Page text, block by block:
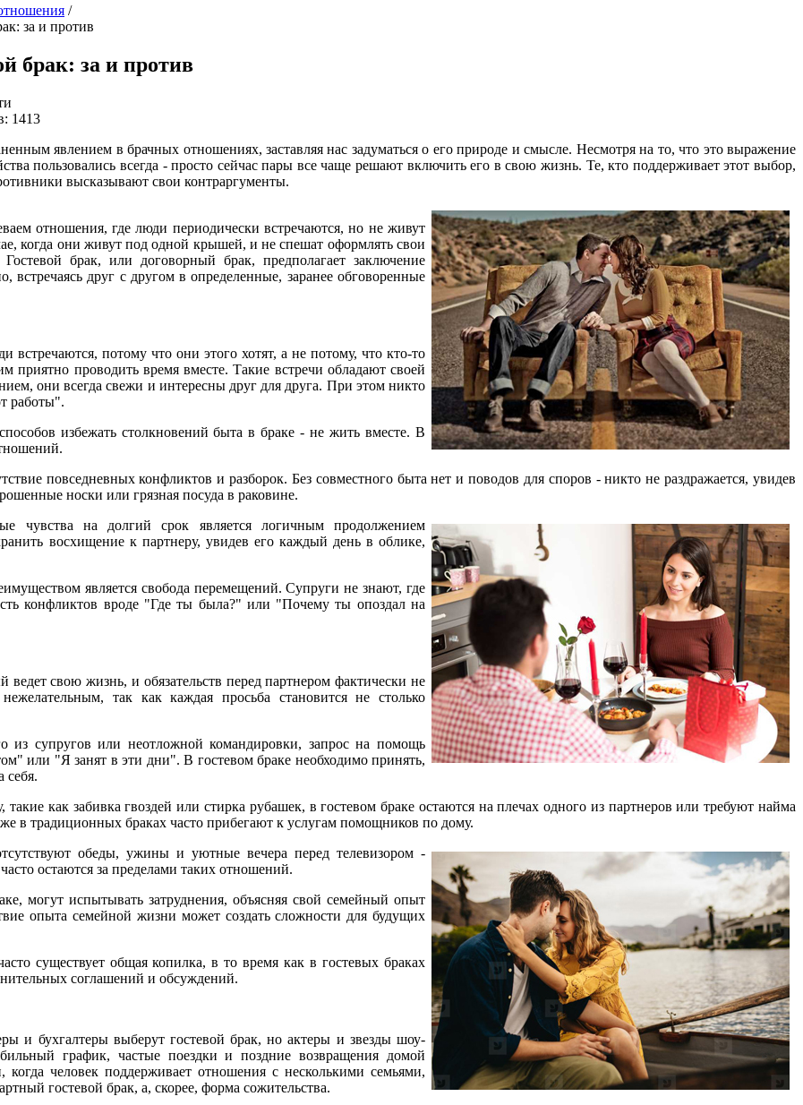
/
за и против
брак: за и против
1413
явлением в брачных отношениях, заставляя нас задуматься о его природе и смысле. Несмотря на то, что это выражение
пользовались всегда - просто сейчас пары все чаще решают включить его в свою жизнь. Те, кто поддерживает этот выбор,
высказывают свои контраргументы.
отношения, где люди периодически встречаются, но не живут
когда они живут под одной крышей, и не спешат оформлять свои
брак, или договорный брак, предполагает заключение
друг с другом в определенные, заранее обговоренные
встречаются, потому что они этого хотят, а не потому, что кто-то
приятно проводить время вместе. Такие встречи обладают своей
они всегда свежи и интересны друг для друга. При этом никто
работы".
избежать столкновений быта в браке - не жить вместе. В
повседневных конфликтов и разборок. Без совместного быта нет и поводов для споров - никто не раздражается, увидев
носки или грязная посуда в раковине.
чувства на долгий срок является логичным продолжением
восхищение к партнеру, увидев его каждый день в облике,
является свобода перемещений. Супруги не знают, где
конфликтов вроде "Где ты была?" или "Почему ты опоздал на
ведет свою жизнь, и обязательств перед партнером фактически не
так как каждая просьба становится не столько
из супругов или неотложной командировки, запрос на помощь
или "Я занят в эти дни". В гостевом браке необходимо принять,
себя.
такие как забивка гвоздей или стирка рубашек, в гостевом браке остаются на плечах одного из партнеров или требуют найма
в традиционных браках часто прибегают к услугам помощников по дому.
обеды, ужины и уютные вечера перед телевизором -
остаются за пределами таких отношений.
могут испытывать затруднения, объясняя свой семейный опыт
опыта семейной жизни может создать сложности для будущих
существует общая копилка, в то время как в гостевых браках
соглашений и обсуждений.
и бухгалтеры выберут гостевой брак, но актеры и звезды шоу-
график, частые поездки и поздние возвращения домой
человек поддерживает отношения с несколькими семьями,
гостевой брак, а, скорее, форма сожительства.